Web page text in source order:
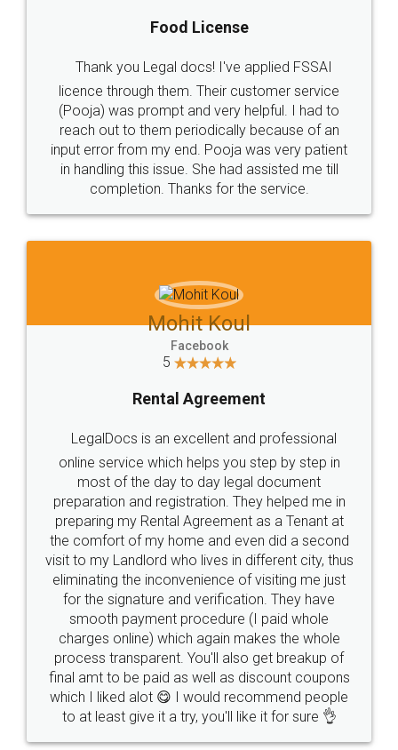
Food License
Thank you Legal docs! I've applied FSSAI
licence through them. Their customer service
(Pooja) was prompt and very helpful. I had to
reach out to them periodically because of an
input error from my end. Pooja was very patient
in handling this issue. She had assisted me till
completion. Thanks for the service.
Mohit Koul
Facebook
5
Rental Agreement
LegalDocs is an excellent and professional
online service which helps you step by step in
most of the day to day legal document
preparation and registration. They helped me in
preparing my Rental Agreement as a Tenant at
the comfort of my home and even did a second
visit to my Landlord who lives in different city, thus
eliminating the inconvenience of visiting me just
for the signature and verification. They have
smooth payment procedure (I paid whole
charges online) which again makes the whole
process transparent. You'll also get breakup of
final amt to be paid as well as discount coupons
which I liked alot 😋 I would recommend people
to at least give it a try, you'll like it for sure 👌